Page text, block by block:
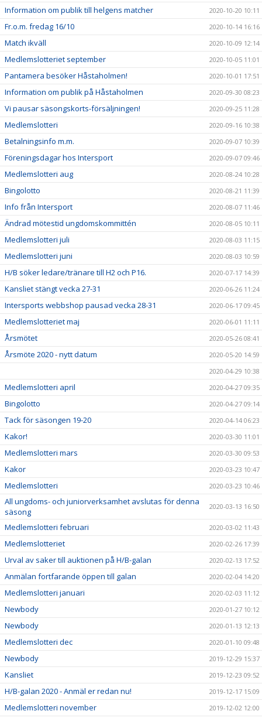
Information om publik till helgens matcher 2020-10-20 10:11
Fr.o.m. fredag 16/10 2020-10-14 16:16
Match ikväll 2020-10-09 12:14
Medlemslotteriet september 2020-10-05 11:01
Pantamera besöker Håstaholmen! 2020-10-01 17:51
Information om publik på Håstaholmen 2020-09-30 08:23
Vi pausar säsongskorts-försäljningen! 2020-09-25 11:28
Medlemslotteri 2020-09-16 10:38
Betalningsinfo m.m. 2020-09-07 10:39
Föreningsdagar hos Intersport 2020-09-07 09:46
Medlemslotteri aug 2020-08-24 10:28
Bingolotto 2020-08-21 11:39
Info från Intersport 2020-08-07 11:46
Ändrad mötestid ungdomskommittén 2020-08-05 10:11
Medlemslotteri juli 2020-08-03 11:15
Medlemslotteri juni 2020-08-03 10:59
H/B söker ledare/tränare till H2 och P16. 2020-07-17 14:39
Kansliet stängt vecka 27-31 2020-06-26 11:24
Intersports webbshop pausad vecka 28-31 2020-06-17 09:45
Medlemslotteriet maj 2020-06-01 11:11
Årsmötet 2020-05-26 08:41
Årsmöte 2020 - nytt datum
2020-05-20 14:59
2020-04-29 10:38
Medlemslotteri april 2020-04-27 09:35
Bingolotto 2020-04-27 09:14
Tack för säsongen 19-20 2020-04-14 06:23
Kakor! 2020-03-30 11:01
Medlemslotteri mars 2020-03-30 09:53
Kakor 2020-03-23 10:47
Medlemslotteri 2020-03-23 10:46
All ungdoms- och juniorverksamhet avslutas för denna
säsong
2020-03-13 16:50
Medlemslotteri februari 2020-03-02 11:43
Medlemslotteriet 2020-02-26 17:39
Urval av saker till auktionen på H/B-galan 2020-02-13 17:52
Anmälan fortfarande öppen till galan 2020-02-04 14:20
Medlemslotteri januari 2020-02-03 11:12
Newbody 2020-01-27 10:12
Newbody 2020-01-13 12:13
Medlemslotteri dec 2020-01-10 09:48
Newbody 2019-12-29 15:37
Kansliet 2019-12-23 09:52
H/B-galan 2020 - Anmäl er redan nu! 2019-12-17 15:09
Medlemslotteri november 2019-12-02 12:00